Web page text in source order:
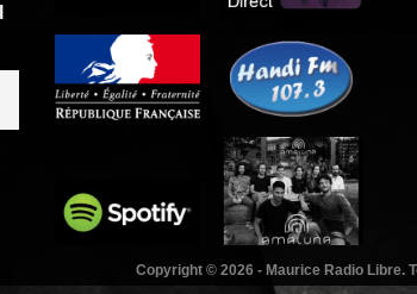
Copyright © 2026 - Maurice Radio Libre.